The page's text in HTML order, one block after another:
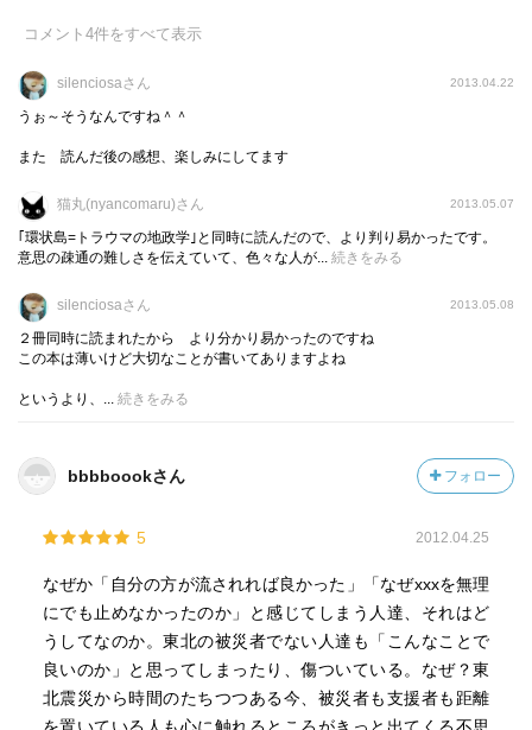
思った。
無傷に「見えること」は結果論でしかない。
疑似処刑は拷問の手法だというのが、「目に見えない、ニ
かしたらおよぼしているかもしれない影響・被害」と重な
るように思えた。そんなことに怯えていたのかと結果的に
たという結果があらわれるかもしれず、「どうなるかわか
らない状況に長くおかれている」ことのひどさが、考えれ
ば考えるほど、胸に迫る。
コメント 4件をすべて表示
silenciosaさん 2013.04.22
うぉ～そうなんですね＾＾
また 読んだ後の感想、楽しみにしてます
猫丸(nyancomaru)さん 2013.05.07
｢環状島=トラウマの地政学｣と同時に読んだので、より判り易かったです。
意思の疎通の難しさを伝えていて、色々な人が... 続きをみる
silenciosaさん 2013.05.08
２冊同時に読まれたから より分かり易かったのですね
この本は薄いけど大切なことが書いてありますよね
というより、... 続きをみる
bbbboookさん フォロー
5 2012.04.25
なぜか「自分の方が流されれば良かった」「なぜxxxを無理
にでも止めなかったのか」と感じてしまう人達、それはど
うしてなのか。東北の被災者でない人達も「こんなことで
良いのか」と思ってしまったり、傷ついている。なぜ？東
北震災から時間のたちつつある今、被災者も支援者も距離